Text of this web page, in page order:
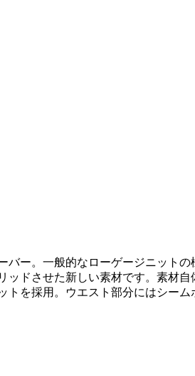
ー。一般的なローゲージニット
ドさせた新しい素材です。素材
を採用。ウエスト部分にはシーム